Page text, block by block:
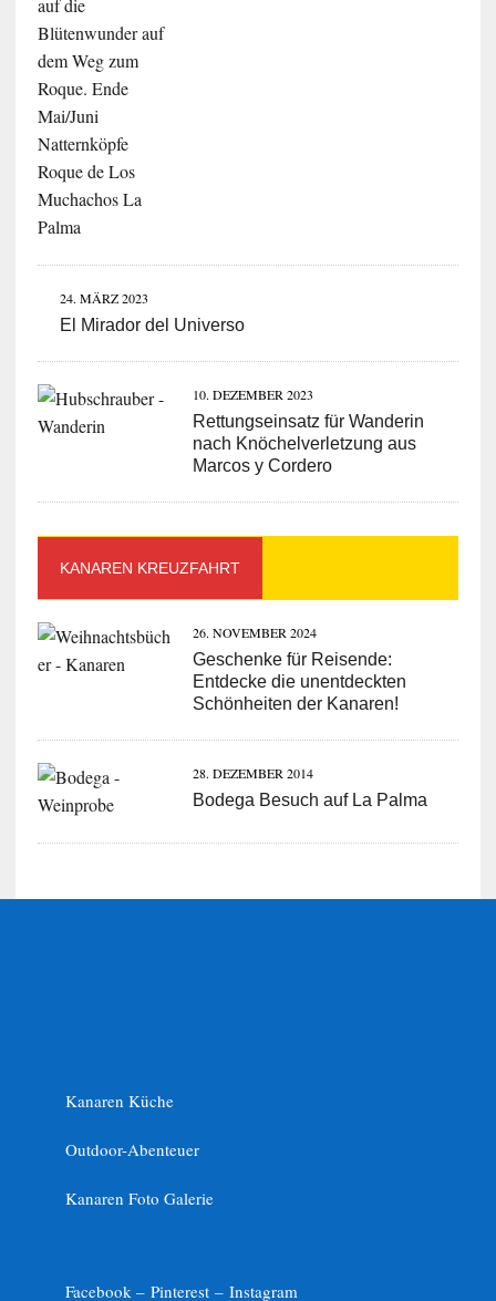
24. MÄRZ 2023
El Mirador del Universo
10. DEZEMBER 2023
Rettungseinsatz für Wanderin
nach Knöchelverletzung aus
Marcos y Cordero
KANAREN KREUZFAHRT
26. NOVEMBER 2024
Geschenke für Reisende:
Entdecke die unentdeckten
Schönheiten der Kanaren!
28. DEZEMBER 2014
Bodega Besuch auf La Palma
Kanaren Küche
Outdoor-Abenteuer
Kanaren Foto Galerie
Facebook – Pinterest – Instagram